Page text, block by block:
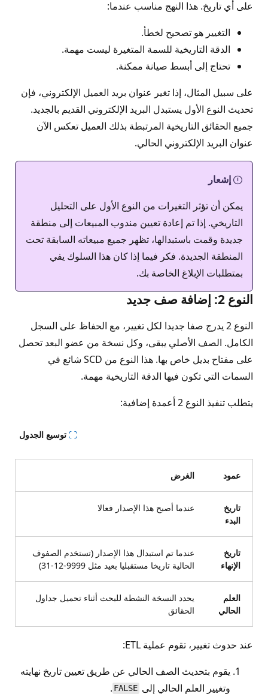
على أي تاريخ. هذا النهج مناسب عندما:
التغيير هو تصحيح لخطأ.
الدقة التاريخية للسمة المتغيرة ليست مهمة.
تحتاج إلى أبسط صيانة ممكنة.
على سبيل المثال، إذا تغير عنوان بريد العميل الإلكتروني، فإن
تحديث النوع الأول يستبدل البريد الإلكتروني القديم بالجديد.
جميع الحقائق التاريخية المرتبطة بذلك العميل تعكس الآن
عنوان البريد الإلكتروني الحالي.
إشعار
يمكن أن تؤثر التغيرات من النوع الأول على التحليل
التاريخي. إذا تم إعادة تعيين مندوب المبيعات إلى منطقة
جديدة وقمت باستبدالها، تظهر جميع مبيعاته السابقة تحت
المنطقة الجديدة. فكر فيما إذا كان هذا السلوك يفي
بمتطلبات الإبلاغ الخاصة بك.
النوع 2: إضافة صف جديد
النوع 2 يدرج صفا جديدا لكل تغيير، مع الحفاظ على السجل
الكامل. الصف الأصلي يبقى، وكل نسخة من عضو البعد تحصل
على مفتاح بديل خاص بها. هذا النوع من SCD شائع في
السمات التي تكون فيها الدقة التاريخية مهمة.
يتطلب تنفيذ النوع 2 أعمدة إضافية:
توسيع الجدول
عمود الغرض
تاريخ
البدء
عندما أصبح هذا الإصدار فعالا
تاريخ
الإنهاء
عندما تم استبدال هذا الإصدار (تستخدم الصفوف
الحالية تاريخا مستقبليا بعيد مثل 9999-12-31)
العلم
الحالي
يحدد النسخة النشطة للبحث أثناء تحميل جداول
الحقائق
عند حدوث تغيير، تقوم عملية ETL:
يقوم بتحديث الصف الحالي عن طريق تعيين تاريخ نهايته
وتغيير العلم الحالي إلى FALSE
.